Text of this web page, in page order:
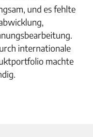
und es fehlte
internationale
machte